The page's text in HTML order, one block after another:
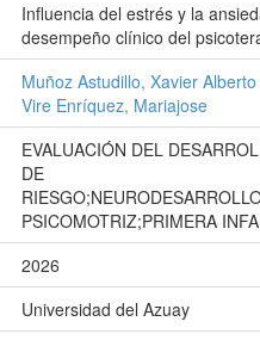
Influencia del estrés y la
desempeño clínico del
Muñoz Astudillo, Xavier Alberto
Vire Enríquez, Mariajose
EVALUACIÓN DEL
DE
PSICOMOTRIZ;PRIMERA
2026
Universidad del Azuay